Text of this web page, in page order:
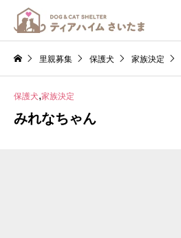
里親募集 保護犬 家族決定
保護犬,家族決定
みれなちゃん